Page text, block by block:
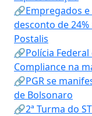
🔗Empregados
desconto de
Postalis
🔗Polícia
Compliance na
🔗PGR se
de Bolsonaro
🔗2ª Turma do